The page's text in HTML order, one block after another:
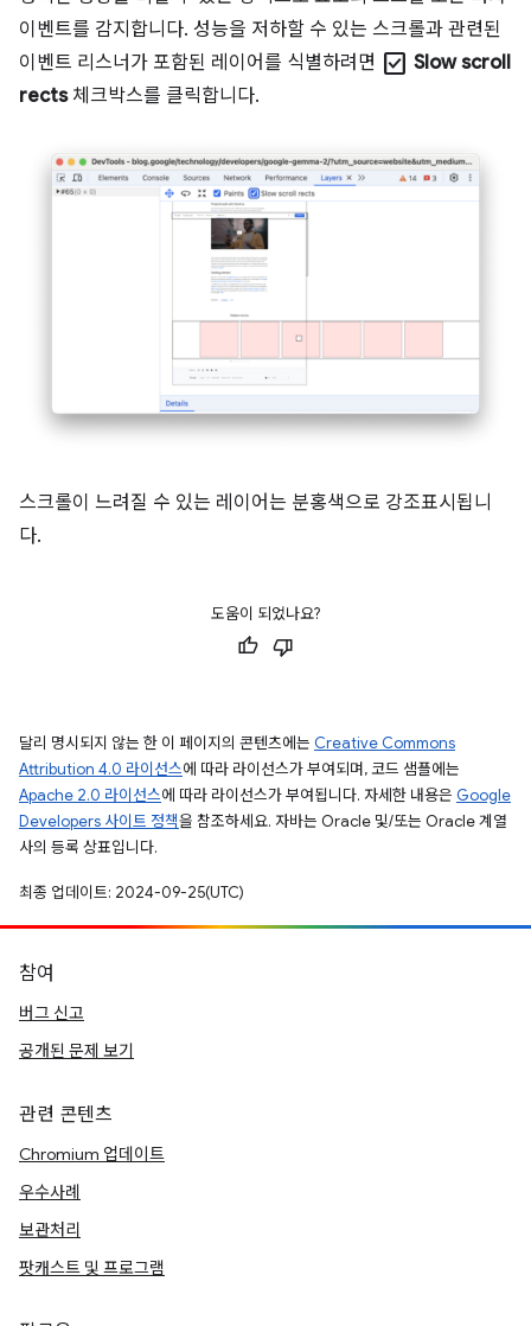
이벤트를 감지합니다. 성능을 저하할 수 있는 스크롤과 관련된
이벤트 리스너가 포함된 레이어를 식별하려면 check_box Slow scroll
rects체크박스를 클릭합니다.
스크롤이 느려질 수 있는 레이어는 분홍색으로 강조표시됩니
다.
도움이 되었나요?
달리 명시되지 않는 한 이 페이지의 콘텐츠에는 Creative Commons
Attribution 4.0 라이선스에 따라 라이선스가 부여되며, 코드 샘플에는
Apache 2.0 라이선스에 따라 라이선스가 부여됩니다. 자세한 내용은 Google
Developers 사이트 정책을 참조하세요. 자바는 Oracle 및/또는 Oracle 계열
사의 등록 상표입니다.
최종 업데이트: 2024-09-25(UTC)
참여
버그 신고
공개된 문제 보기
관련 콘텐츠
Chromium 업데이트
우수사례
보관처리
팟캐스트 및 프로그램